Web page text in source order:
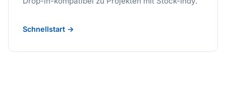
Schnellstart →